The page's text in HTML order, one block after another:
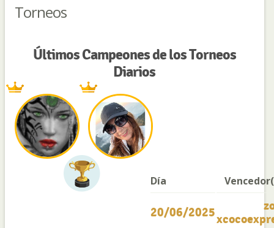
Torneos
Últimos Campeones de los Torneos
Diarios
Día
20/06/2025